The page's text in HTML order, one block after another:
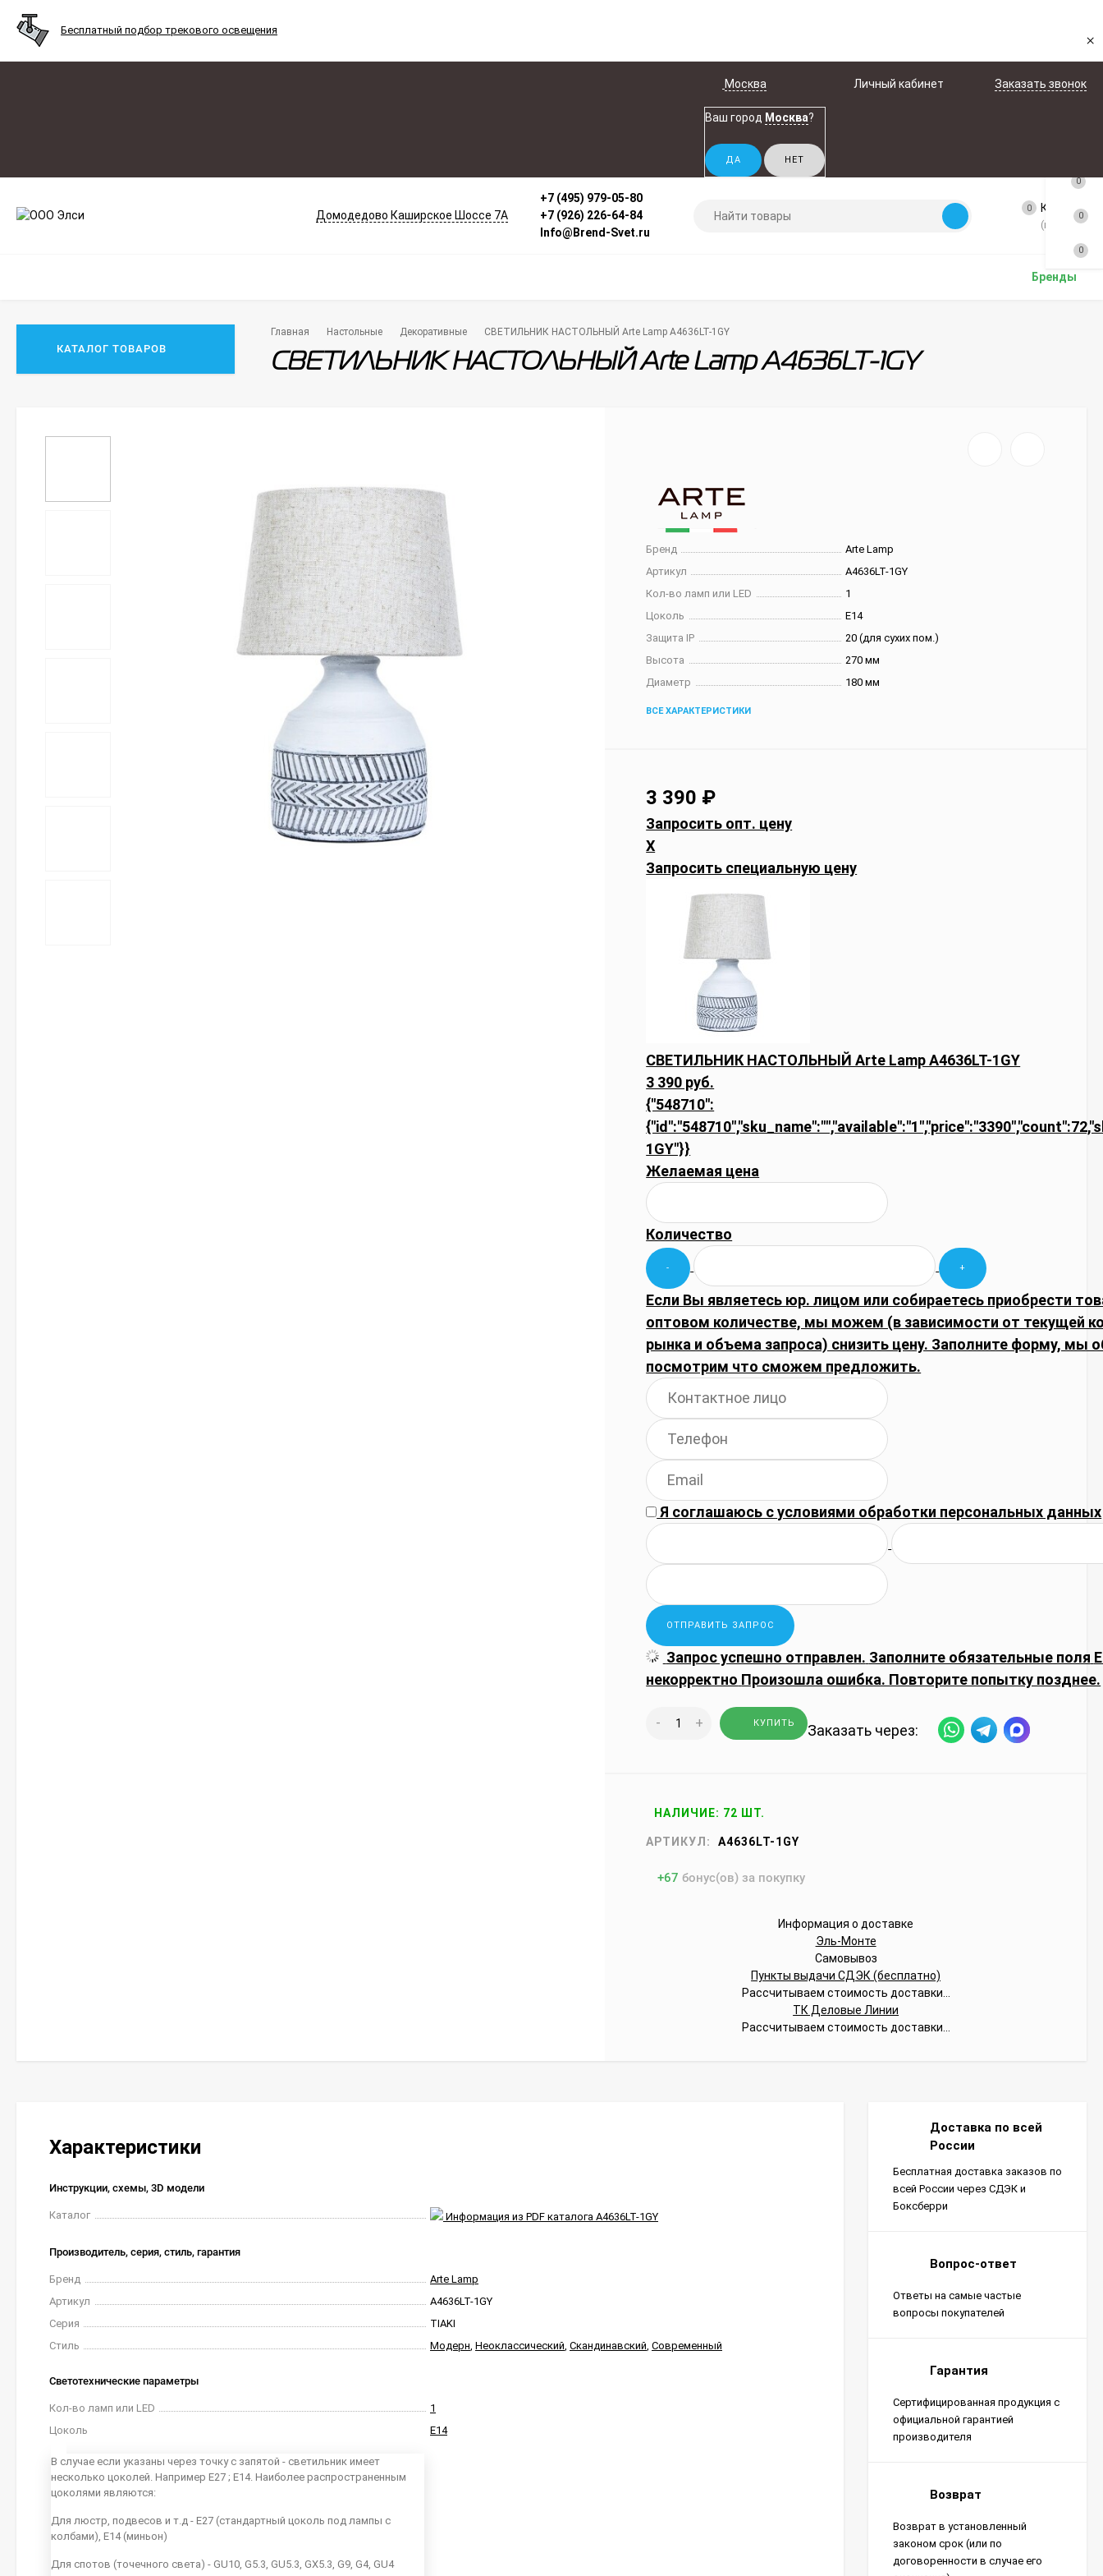
Бесплатный подбор трекового освещения
×
Москва
Ваш город Москва?
Личный кабинет Заказать звонок
Домодедово Каширское Шоссе 7А
+7 (495) 979-05-80
+7 (926) 226-64-84
Info@Brend-Svet.ru
0 Корзина
(пусто)
Бренды
КАТАЛОГ ТОВАРОВ
Главная Настольные Декоративные СВЕТИЛЬНИК НАСТОЛЬНЫЙ Arte Lamp A4636LT-1GY
СВЕТИЛЬНИК НАСТОЛЬНЫЙ Arte Lamp A4636LT-1GY
Бренд
Arte Lamp
Артикул
A4636LT-1GY
Кол-во ламп или LED
1
Цоколь
E14
Защита IP
20 (для сухих пом.)
Высота
270 мм
Диаметр
180 мм
ВСЕ ХАРАКТЕРИСТИКИ
3 390 ₽
Запросить опт. цену
X
Запросить специальную цену
СВЕТИЛЬНИК НАСТОЛЬНЫЙ Arte Lamp A4636LT-1GY
3 390 руб.
{"548710":
1GY"}}
Желаемая цена
Количество
Если Вы являетесь юр. лицом или собираетесь приобрести
оптовом количестве, мы можем (в зависимости от текущей
рынка и объема запроса) снизить цену. Заполните форму, мы
посмотрим что сможем предложить.
Я соглашаюсь сусловиями обработки персональных данных
Запрос успешно отправлен. Заполните обязательные поля
некорректно Произошла ошибка. Повторите попытку позднее.
- + КУПИТЬ Заказать через:
НАЛИЧИЕ: 72 ШТ.
АРТИКУЛ: A4636LT-1GY
+67 бонус(ов) за покупку
Информация о доставке
Эль-Монте
Самовывоз
Пункты выдачи СДЭК (бесплатно)
Рассчитываем стоимость доставки...
ТК Деловые Линии
Рассчитываем стоимость доставки...
Характеристики
Инструкции, схемы, 3D модели
Каталог Информация из PDF каталога A4636LT-1GY
Производитель, серия, стиль, гарантия
Бренд
Arte Lamp
Артикул
A4636LT-1GY
Серия
TIAKI
Стиль
Модерн, Неоклассический, Скандинавский, Современный
Светотехнические параметры
Кол-во ламп или LED
1
Цоколь
В случае если указаны через точку с запятой - светильник имеет
несколько цоколей. Например E27 ; E14. Наиболее распространенным
цоколями являются:
Для люстр, подвесов и т.д - E27 (стандартный цоколь под лампы с
колбами), E14 (миньон)
Для спотов (точечного света) - GU10, G5.3, GU5.3, GX5.3, G9, G4, GU4
E14
Доставка по всей
России
Бесплатная доставка заказов по
всей России через СДЭК и
Боксберри
Вопрос-ответ
Ответы на самые частые
вопросы покупателей
Гарантия
Сертифицированная продукция с
официальной гарантией
производителя
Возврат
Возврат в установленный
законом срок (или по
договоренности в случае его
0
0
0